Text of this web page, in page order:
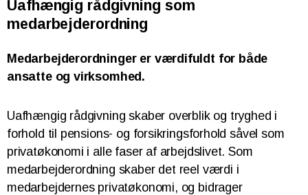
Uafhængig rådgivning som
medarbejderordning
Medarbejderordninger er værdifuldt for både
ansatte og virksomhed.
Uafhængig rådgivning skaber overblik og tryghed i
forhold til pensions- og forsikringsforhold såvel som
privatøkonomi i alle faser af arbejdslivet. Som
medarbejderordning skaber det reel værdi i
medarbejdernes privatøkonomi, og bidrager